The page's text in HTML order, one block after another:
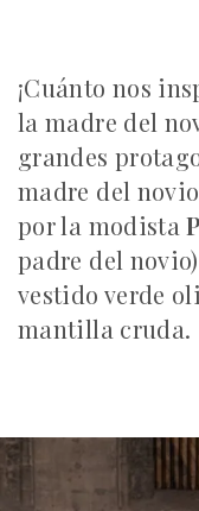
¡Cuánto nos
la madre del
grandes
madre del
por la modista
padre del
vestido verde
mantilla cruda.